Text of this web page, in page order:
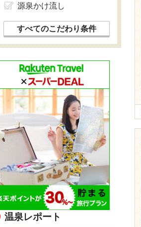
源泉かけ流し
すべてのこだわり条件
温泉レポート